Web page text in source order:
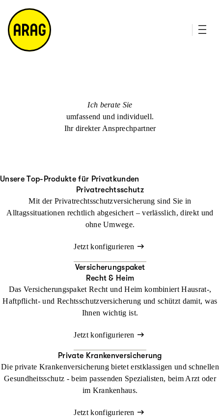
m
a
p
Ich berate Sie
umfassend und individuell.
Ihr direkter Ansprechpartner
Unsere Top-Produkte für Privatkunden
Privatrechtsschutz
Mit der Privatrechtsschutzversicherung sind Sie in
Alltagssituationen rechtlich abgesichert – verlässlich, direkt und
ohne Umwege.
Jetzt konfigurieren
Versicherungspaket
Recht & Heim
Das Versicherungspaket Recht und Heim kombiniert Hausrat-,
Haftpflicht- und Rechtsschutzversicherung und schützt damit, was
Ihnen wichtig ist.
Jetzt konfigurieren
Private Krankenversicherung
Die private Krankenversicherung bietet erstklassigen und schnellen
Gesundheitsschutz - beim passenden Spezialisten, beim Arzt oder
im Krankenhaus.
Jetzt konfigurieren